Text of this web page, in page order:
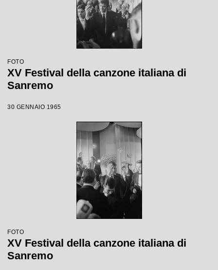
FOTO
XV Festival della canzone italiana di
Sanremo
30 GENNAIO 1965
FOTO
XV Festival della canzone italiana di
Sanremo